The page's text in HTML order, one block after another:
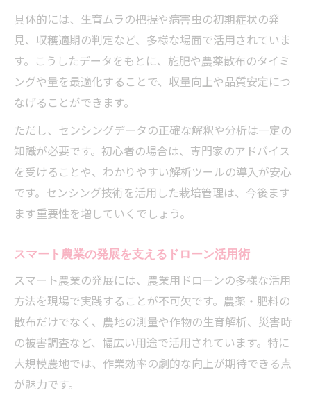
具体的には、生育ムラの把握や病害虫の初期症状の発
見、収穫適期の判定など、多様な場面で活用されていま
す。こうしたデータをもとに、施肥や農薬散布のタイミ
ングや量を最適化することで、収量向上や品質安定につ
なげることができます。
ただし、センシングデータの正確な解釈や分析は一定の
知識が必要です。初心者の場合は、専門家のアドバイス
を受けることや、わかりやすい解析ツールの導入が安心
です。センシング技術を活用した栽培管理は、今後ます
ます重要性を増していくでしょう。
スマート農業の発展を支えるドローン活用術
スマート農業の発展には、農業用ドローンの多様な活用
方法を現場で実践することが不可欠です。農薬・肥料の
散布だけでなく、農地の測量や作物の生育解析、災害時
の被害調査など、幅広い用途で活用されています。特に
大規模農地では、作業効率の劇的な向上が期待できる点
が魅力です。